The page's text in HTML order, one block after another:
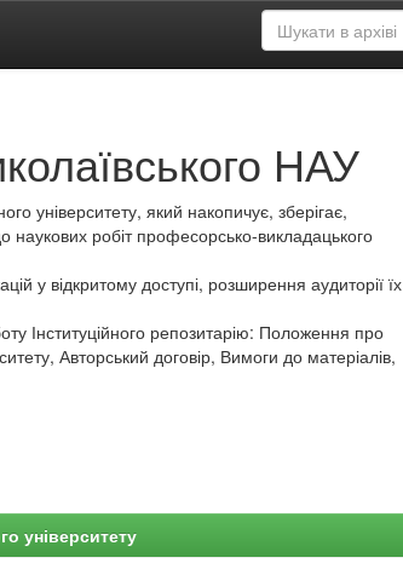
НАУ
університету, який накопичує, зберігає,
наукових робіт професорсько-викладацького
у відкритому доступі, розширення аудиторії їх
Інституційного репозитарію: Положення про
Авторський договір, Вимоги до матеріалів,
університету